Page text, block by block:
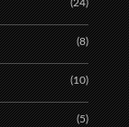
(24)
(8)
(10)
(5)